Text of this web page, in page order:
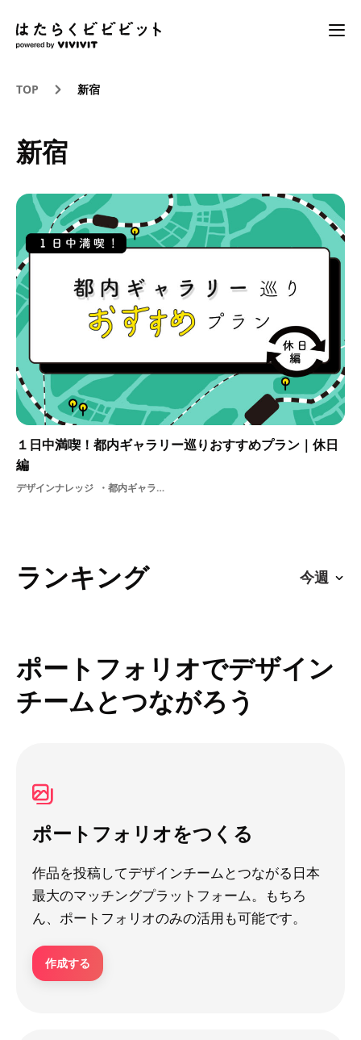
TOP 新宿
新宿
１日中満喫！都内ギャラリー巡りおすすめプラン｜休日
編
デザインナレッジ 都内ギャラリー銀座都内ギャラリー巡りプラン休み六本木品川学生新宿渋谷
ランキング
ポートフォリオでデザイン
チームとつながろう
ポートフォリオをつくる
作品を投稿してデザインチームとつながる日本
最大のマッチングプラットフォーム。もちろ
ん、ポートフォリオのみの活用も可能です。
作成する